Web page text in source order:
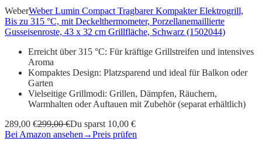
WeberWeber Lumin Compact Tragbarer Kompakter Elektrogrill,
Bis zu 315 °C, mit Deckelthermometer, Porzellanemaillierte
Gusseisenroste, 43 x 32 cm Grillfläche, Schwarz (1502044)
Erreicht über 315 °C: Für kräftige Grillstreifen und intensives
Aroma
Kompaktes Design: Platzsparend und ideal für Balkon oder
Garten
Vielseitige Grillmodi: Grillen, Dämpfen, Räuchern,
Warmhalten oder Auftauen mit Zubehör (separat erhältlich)
289,00 €299,00 €Du sparst 10,00 €
Bei Amazon ansehen →Preis prüfen